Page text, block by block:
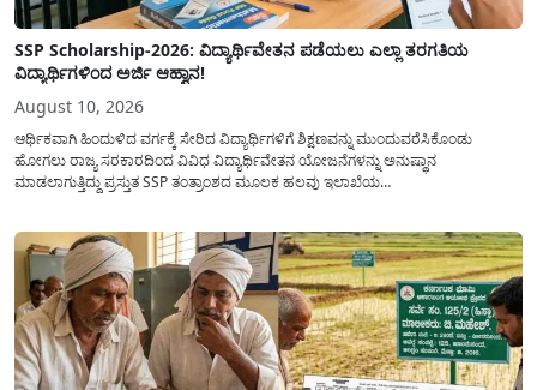
SSP Scholarship-2026: ವಿದ್ಯಾರ್ಥಿವೇತನ ಪಡೆಯಲು ಎಲ್ಲಾ ತರಗತಿಯ
ವಿದ್ಯಾರ್ಥಿಗಳಿಂದ ಅರ್ಜಿ ಆಹ್ವಾನ!
August 10, 2026
ಆರ್ಥಿಕವಾಗಿ ಹಿಂದುಳಿದ ವರ್ಗಕ್ಕೆ ಸೇರಿದ ವಿದ್ಯಾರ್ಥಿಗಳಿಗೆ ಶಿಕ್ಷಣವನ್ನು ಮುಂದುವರೆಸಿಕೊಂಡು
ಹೋಗಲು ರಾಜ್ಯ ಸರಕಾರದಿಂದ ವಿವಿಧ ವಿದ್ಯಾರ್ಥಿವೇತನ ಯೋಜನೆಗಳನ್ನು ಅನುಷ್ಥಾನ
ಮಾಡಲಾಗುತ್ತಿದ್ದು ಪ್ರಸ್ತುತ SSP ತಂತ್ರಾಂಶದ ಮೂಲಕ ಹಲವು ಇಲಾಖೆಯ
ವಿದ್ಯಾರ್ಥಿವೇತನವನ್ನು(Scholarship Application) ಪಡೆಯಲು ವಿದ್ಯಾರ್ಥಿಗಳಿಗೆ ಅರ್ಜಿ ಸಲ್ಲಿಸಲು
ಸರಳ...